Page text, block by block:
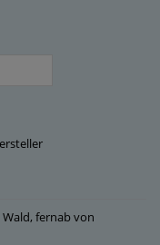
fernab von